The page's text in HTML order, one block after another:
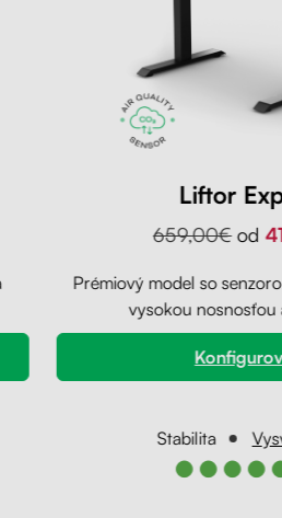
Liftor
659,00€ od
Prémiový model so
vysokou nosnosťou
Stabilita